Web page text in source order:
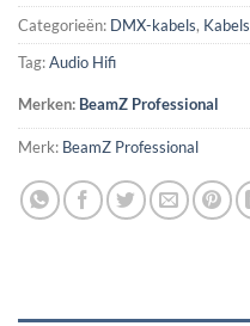
Categorieën: DMX-kabels, Kabels
Tag:Audio Hifi
Merken: BeamZ Professional
Merk: BeamZ Professional